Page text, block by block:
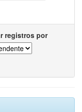
registros por